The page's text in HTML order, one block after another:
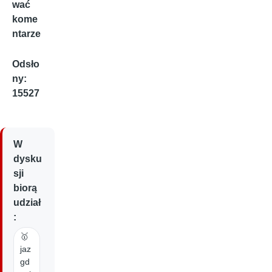
wać
kome
ntarze
Odsło
ny:
15527
W
dysku
sji
biorą
udział
:
🥇
jaz
gd